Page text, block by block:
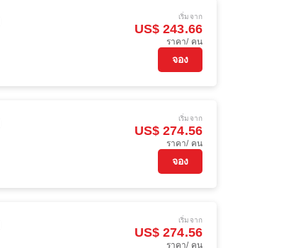
เริ่มจาก
US$ 243.66
ราคา/ คน
จอง
เริ่มจาก
US$ 274.56
ราคา/ คน
จอง
เริ่มจาก
US$ 274.56
ราคา/ คน